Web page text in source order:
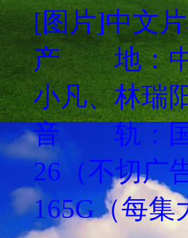
[图片]中文
产 地：
小凡、林瑞
音 轨：国
26（不切
165G（每集